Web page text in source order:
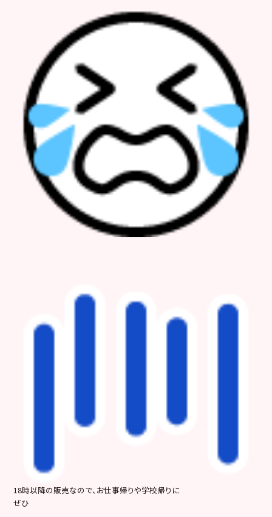
18時以降の販売なので、お仕事帰りや学校帰りに
ぜひ